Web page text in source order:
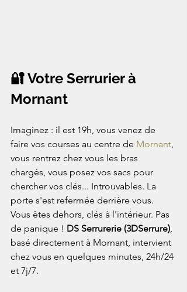
🔐 Votre Serrurier à
Mornant
Imaginez : il est 19h, vous venez de
faire vos courses au centre de Mornant
vous rentrez chez vous les bras
chargés, vous posez vos sacs pour
chercher vos clés... Introuvables. La
porte s'est refermée derrière vous.
Vous êtes dehors, clés à l'intérieur. Pas
de panique ! DS Serrurerie (3DSerrure)
basé directement à Mornant, intervient
chez vous en quelques minutes, 24h/24
et 7j/7.